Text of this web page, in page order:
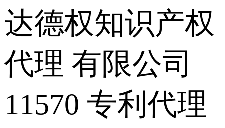
达德权知识产权
代理 有限公司
11570 专利代理